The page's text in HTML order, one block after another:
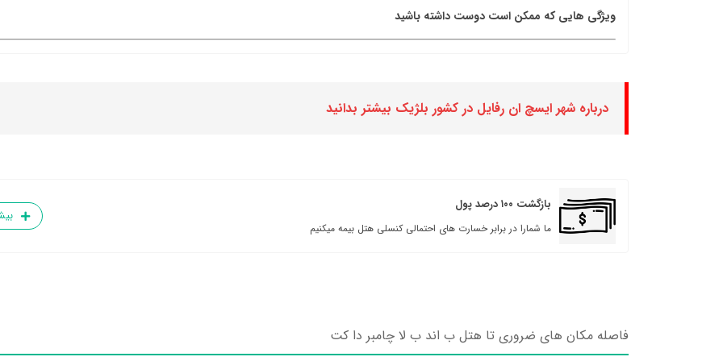
ویژگی هایی که ممکن است دوست داشته باشید
درباره شهر ایسچ ان رفایل در کشور بلژیک بیشتر بدانید
بازگشت ۱۰۰ درصد پول
ما شمارا در برابر خسارت های احتمالی کنسلی هتل بیمه میکنیم
فاصله مکان های ضروری تا هتل ب اند ب لا چامبر دا کت